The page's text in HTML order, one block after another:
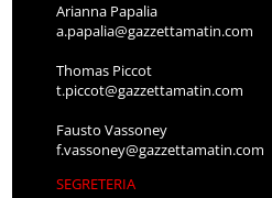
Arianna Papalia
a.papalia@gazzettamatin.com
Thomas Piccot
t.piccot@gazzettamatin.com
Fausto Vassoney
f.vassoney@gazzettamatin.com
SEGRETERIA